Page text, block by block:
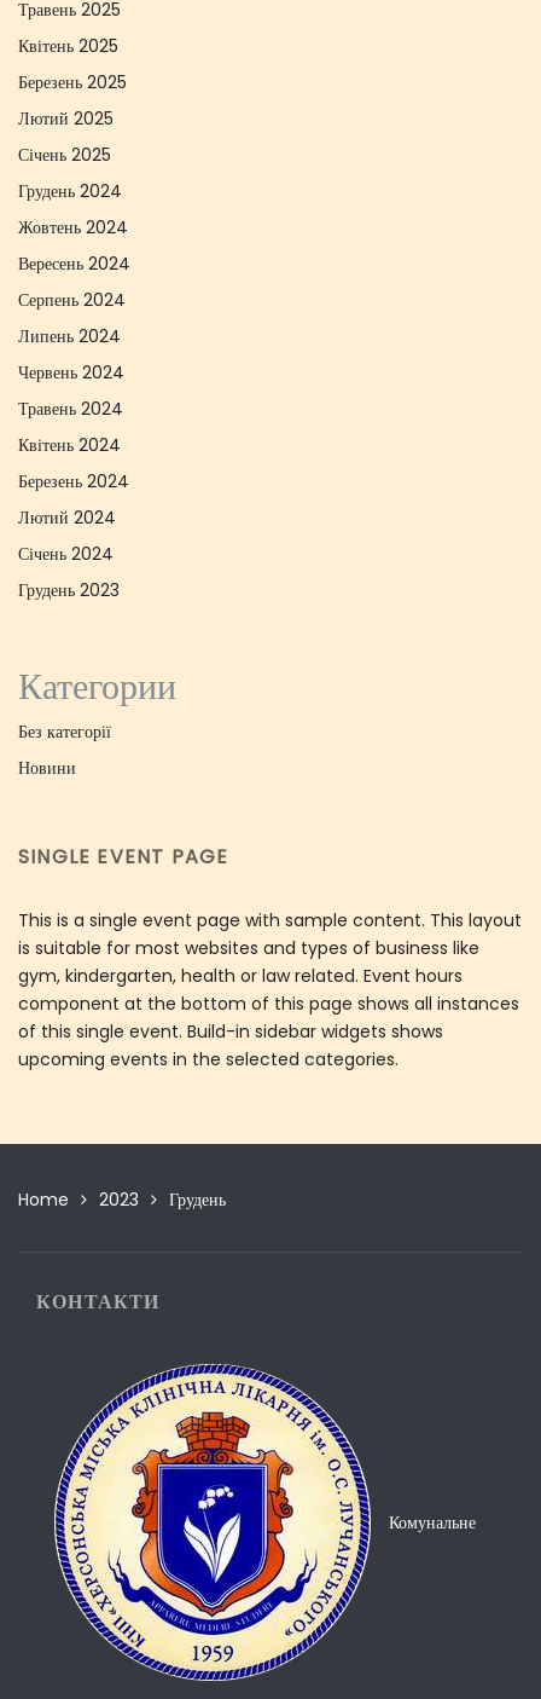
Травень 2025
Квітень 2025
Березень 2025
Лютий 2025
Січень 2025
Грудень 2024
Жовтень 2024
Вересень 2024
Серпень 2024
Липень 2024
Червень 2024
Травень 2024
Квітень 2024
Березень 2024
Лютий 2024
Січень 2024
Грудень 2023
Категории
Без категорії
Новини
SINGLE EVENT PAGE
This is a single event page with sample content. This layout
is suitable for most websites and types of business like
gym, kindergarten, health or law related. Event hours
component at the bottom of this page shows all instances
of this single event. Build-in sidebar widgets shows
upcoming events in the selected categories.
Home 2023 Грудень
КОНТАКТИ
Комунальне